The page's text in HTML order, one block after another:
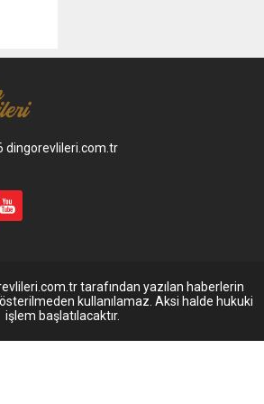
dingorevlileri.com.tr
tarafından yazılan haberlerin
kullanılamaz. Aksi halde hukuki
işlem başlatılacaktır.